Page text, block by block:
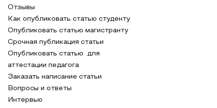
Отзывы
Как опубликовать статью студенту
Опубликовать статью магистранту
Срочная публикация статьи
Опубликовать статью для
аттестации педагога
Заказать написание статьи
Вопросы и ответы
Интервью